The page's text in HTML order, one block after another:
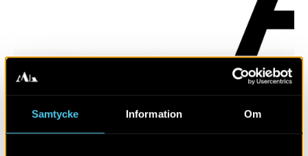
Samtycke Information Om